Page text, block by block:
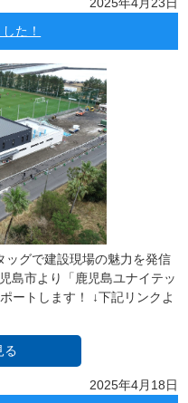
た！
ッグで建設現場の魅力を発信
島市より「鹿児島ユナイテッ
ートします！ ↓下記リンクよ
る
2025年4月18日